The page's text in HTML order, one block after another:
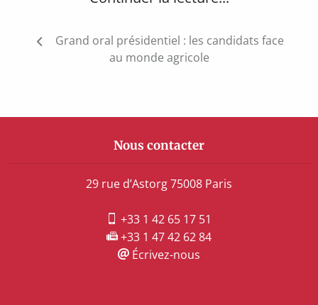
Navigation
Grand oral présidentiel : les candidats face
au monde agricole
Nous contacter
29 rue d’Astorg 75008 Paris
+33 1 42 65 17 51
+33 1 47 42 62 84
Écrivez-nous